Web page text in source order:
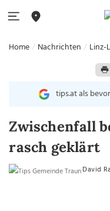
Home Nachrichten Linz-
tips.at als
Zwischenfall
rasch geklärt
David